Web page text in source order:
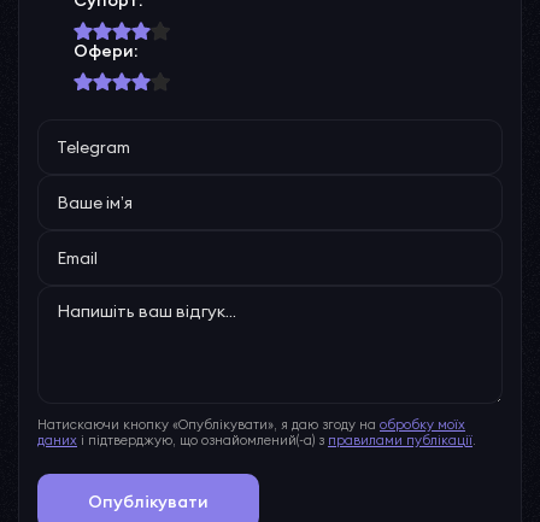
Офери:
Натискаючи кнопку «Опублікувати», я даю згоду на обробку моїх
даних і підтверджую, що ознайомлений(-а) з правилами публікації.
Опублікувати